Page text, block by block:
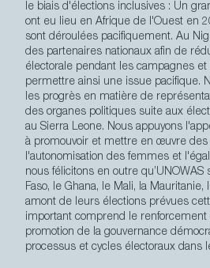
le biais d'élections inclusives : Un
ont eu lieu en Afrique de l'Ouest en
sont déroulées pacifiquement. Au
des partenaires nationaux afin de
électorale pendant les campagnes
permettre ainsi une issue pacifique.
les progrès en matière de
des organes politiques suite aux
au Sierra Leone. Nous appuyons
à promouvoir et mettre en œuvre des
l'autonomisation des femmes et
nous félicitons en outre
Faso, le Ghana, le Mali, la Mauritanie,
amont de leurs élections prévues
important comprend le renforcement
promotion de la gouvernance
processus et cycles électoraux dans